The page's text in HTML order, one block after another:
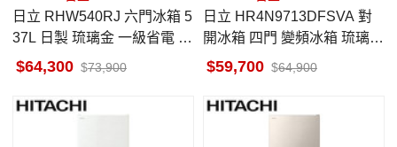
日立 RHW540RJ 六門冰箱 5
37L 日製 琉璃金 一級省電 自
動製冰 真空睡眠冰溫室
64,300 73,900
日立 HR4N9713DFSVA 對
開冰箱 四門 變頻冰箱 琉璃黑
魔術控溫切換室 自動製冰
59,700 64,900